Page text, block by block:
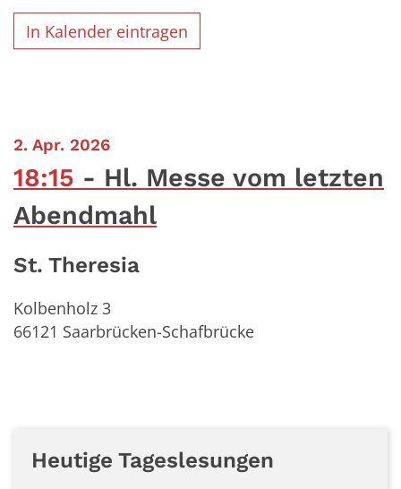
In Kalender eintragen
2. Apr. 2026:
18:15
Hl. Messe vom letzten
Abendmahl
St. Theresia
Kolbenholz 3
66121 Saarbrücken-Schafbrücke
Heutige Tageslesungen